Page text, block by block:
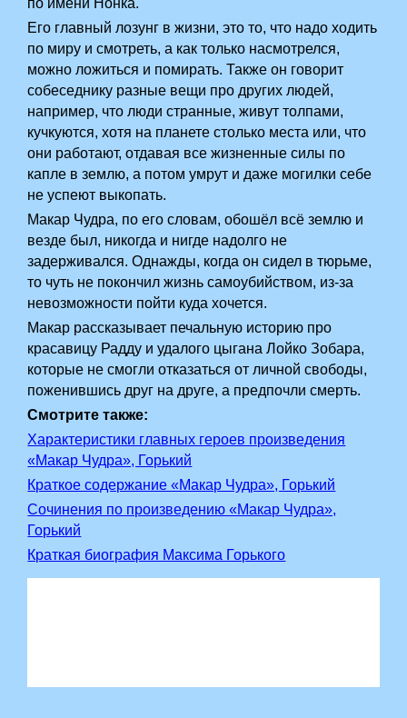
по имени Нонка.
Его главный лозунг в жизни, это то, что надо ходить
по миру и смотреть, а как только насмотрелся,
можно ложиться и помирать. Также он говорит
собеседнику разные вещи про других людей,
например, что люди странные, живут толпами,
кучкуются, хотя на планете столько места или, что
они работают, отдавая все жизненные силы по
капле в землю, а потом умрут и даже могилки себе
не успеют выкопать.
Макар Чудра, по его словам, обошёл всё землю и
везде был, никогда и нигде надолго не
задерживался. Однажды, когда он сидел в тюрьме,
то чуть не покончил жизнь самоубийством, из-за
невозможности пойти куда хочется.
Макар рассказывает печальную историю про
красавицу Радду и удалого цыгана Лойко Зобара,
которые не смогли отказаться от личной свободы,
поженившись друг на друге, а предпочли смерть.
Смотрите также:
Характеристики главных героев произведения
«Макар Чудра», Горький
Краткое содержание «Макар Чудра», Горький
Сочинения по произведению «Макар Чудра»,
Горький
Краткая биография Максима Горького